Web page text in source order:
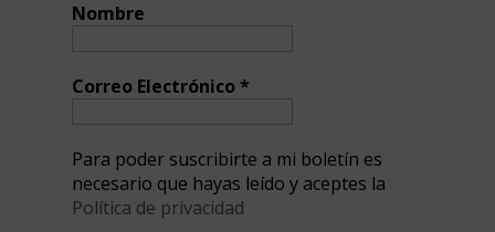
Nombre
Correo Electrónico*
Para poder suscribirte a mi boletín es
necesario que hayas leído y aceptes la
Política de privacidad